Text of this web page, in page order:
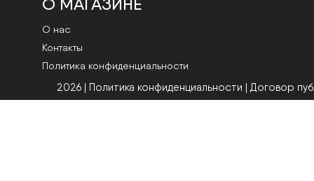
О нас
Контакты
Политика конфиденциальности
2026 | Политика конфиденциальности | Договор